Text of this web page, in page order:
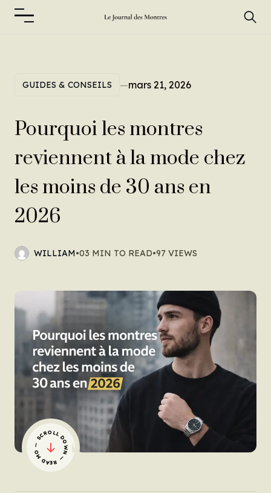
GUIDES & CONSEILS —mars 21, 2026
Pourquoi les montres
reviennent à la mode chez
les moins de 30 ans en
2026
WILLIAM•03 MIN TO READ•97 VIEWS
— SCROLL DOWN — READ MORE